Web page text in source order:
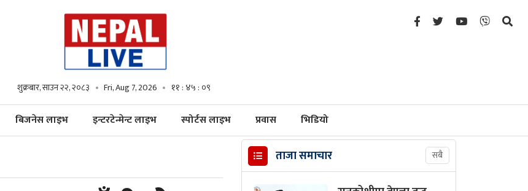
शुक्रबार, साउन २२, २०८३ Fri, Aug 7, 2026 ११ : ४५ : १०
बिजनेस लाइभ इन्टरटेन्मेन्ट लाइभ स्पोर्टस लाइभ प्रवास भिडियो
ताजा समाचार सबै